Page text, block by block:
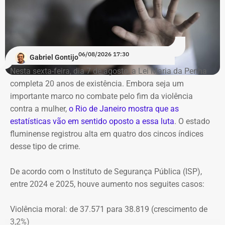
Prazo para defesas e comunicação
ao MPRJ
O voto do relator José Gomes Graciosa, aprovado pelo
plenário do TCE-RJ, determina a notificação da ex-
presidente do Itaprevi Fernanda; do ex-prefeito de Itaguaí,
Rubem Vieira de Souza, o Rubão; e de outros diretores e
conselheiros do fundo municipal.
Além disso, o tribunal aprovou a expedição de ofício com
cópia integral do processo ao Ministério Público do
apuração de possíveis ilícitos nas esferas cível e criminal,
e à Secretaria de Regime Próprio e Complementar do
Gabriel Gontijo06/08/2026 17:30
Nesta sexta-feira, dia 7 de agosto, a Lei Maria da Penha
completa 20 anos de existência. Embora seja um
importante marco no combate pelo fim da violência
contra a mulher, o Rio de Janeiro mostra que as
estatísticas vão em sentido oposto a essa luta. O estado
fluminense registrou alta em quatro dos cincos índices
desse tipo de crime.
De acordo com o Instituto de Segurança Pública (ISP),
entre 2024 e 2025, houve aumento nos seguites casos:
Violência moral: de 37.571 para 38.819 (crescimento de
3,2%)